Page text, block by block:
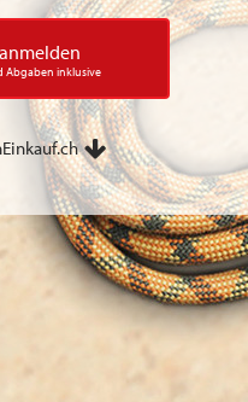
Abgaben inklusive